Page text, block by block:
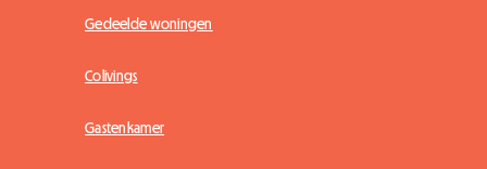
Gedeelde woningen
Colivings
Gastenkamer